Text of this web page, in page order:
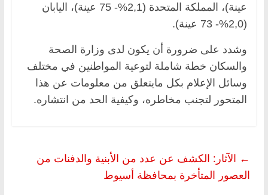
عينة)، المملكة المتحدة (2,1%- 75 عينة)، اليابان
(2,0%- 73 عينة).
وشدد على ضرورة أن يكون لدى وزارة الصحة
والسكان خطة شاملة لتوعية المواطنين في مختلف
وسائل الإعلام بكل مايتعلق من معلومات عن هذا
المتحور لتجنب مخاطره، وكيفية الحد من انتشاره.
← الآثار: الكشف عن عدد من الأبنية والدفنات من
العصور المتأخرة بمحافظة أسيوط